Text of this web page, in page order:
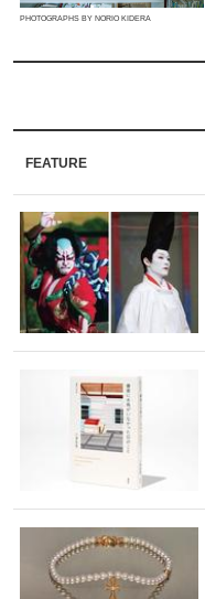
PHOTOGRAPHS BY NORIO KIDERA
FEATURE